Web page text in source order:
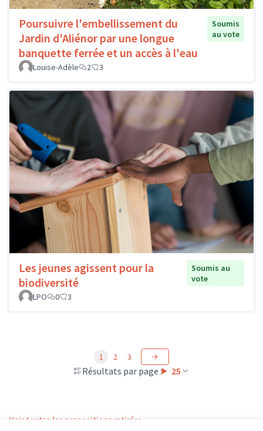
Poursuivre l'embellissement du
Jardin d'Aliénor par une longue
banquette ferrée et un accès à l'eau
Soumis
au vote
Louise-Adèle 2 3
Les jeunes agissent pour la
biodiversité
Soumis au
vote
LPO
0 3
Résultats par page : 25
1 2 3
Voir toutes les propositions retirées